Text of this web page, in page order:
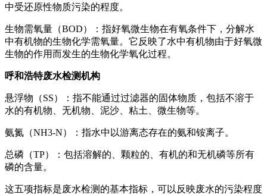
中受还原性物质污染的程度。
生物需氧量（BOD）：指好氧微生物在有氧条件下，分解水
中有机物的生物化学需氧量。它反映了水中有机物由于好氧微
生物的作用而发生的生物化学氧化过程。
呼和浩特废水检测机构
悬浮物（SS）：指不能通过过滤器的固体物质，包括不溶于
水的有机物、无机物、泥沙、粘土、微生物等。
氨氮（NH3-N）：指水中以游离态存在的氨和铵离子。
总磷（TP）：包括溶解的、颗粒的、有机的和无机磷等所有
磷的含量。
这五项指标是废水检测的基本指标，可以反映废水的污染程度